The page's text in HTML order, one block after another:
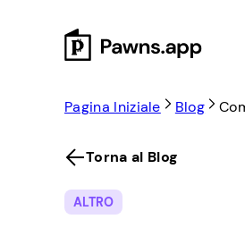
Pagina Iniziale Blog
Torna al Blog
ALTRO